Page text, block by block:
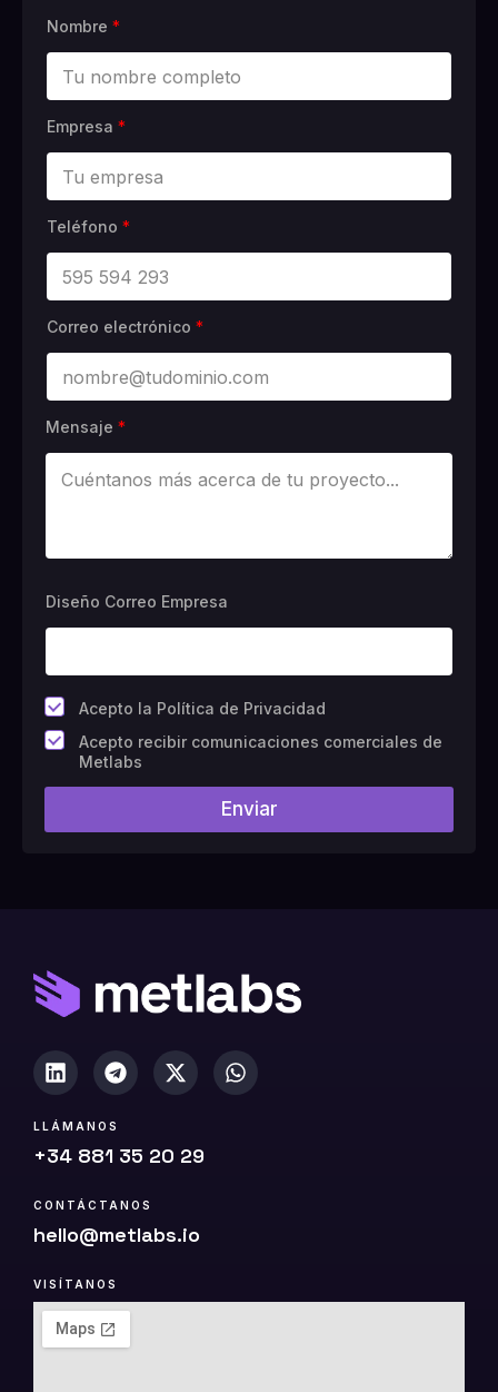
Nombre *
Empresa *
Teléfono *
Correo electrónico *
Mensaje *
Diseño Correo Empresa
*
Acepto la Política de Privacidad
C
p
#
a
)
Acepto recibir comunicaciones comerciales de
Metlabs
Enviar
LLÁMANOS
+34 881 35 20 29
CONTÁCTANOS
hello@metlabs.io
VISÍTANOS